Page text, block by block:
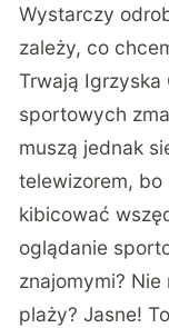
Wystarczy
zależy, co
Trwają Igrzyska
sportowych
muszą jednak
telewizorem, bo
kibicować
oglądanie
znajomymi?
plaży? Jasne!